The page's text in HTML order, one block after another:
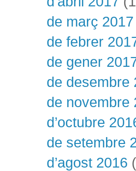
de març 2017
de febrer
de gener
de desembre
de novembre
d’octubre
de setembre
d’agost 2016